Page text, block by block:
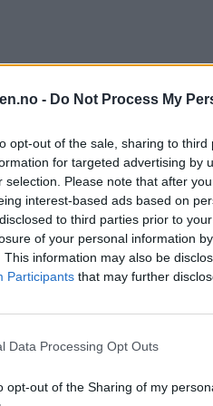
- Do Not Process My
opt-out of the sale, sharing to
for targeted advertising by
selection. Please note that after
interest-based ads based on
to third parties prior to
of your personal information
This information may also be
Participants that may further
Data Processing Opt Outs
opt-out of the Sharing of my
fordi parkerings-lappen blåste
senter, betalte